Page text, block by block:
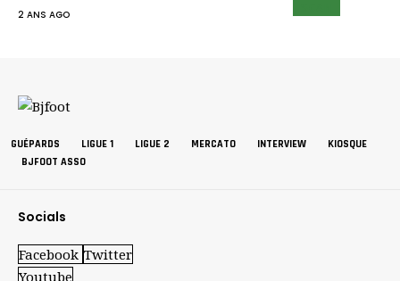
2 ANS AGO
GUÉPARDS LIGUE 1 LIGUE 2 MERCATO INTERVIEW
KIOSQUE
BJFOOT ASSO
Socials
Facebook Twitter
Youtube